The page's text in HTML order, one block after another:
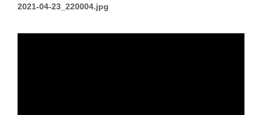
2021-04-23_220004.jpg